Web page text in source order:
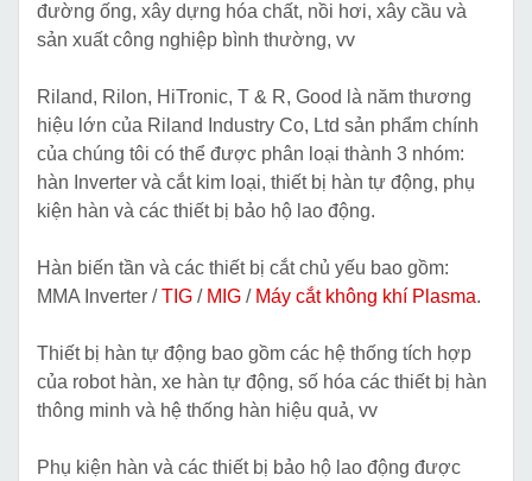
đường ống, xây dựng hóa chất, nồi hơi, xây cầu và
sản xuất công nghiệp bình thường, vv
Riland, Rilon, HiTronic, T & R, Good là năm thương
hiệu lớn của Riland Industry Co, Ltd sản phẩm chính
của chúng tôi có thể được phân loại thành 3 nhóm:
hàn Inverter và cắt kim loại, thiết bị hàn tự động, phụ
kiện hàn và các thiết bị bảo hộ lao động.
Hàn biến tần và các thiết bị cắt chủ yếu bao gồm:
MMA Inverter /TIG / MIG / Máy cắt không khí Plasma.
Thiết bị hàn tự động bao gồm các hệ thống tích hợp
của robot hàn, xe hàn tự động, số hóa các thiết bị hàn
thông minh và hệ thống hàn hiệu quả, vv
Phụ kiện hàn và các thiết bị bảo hộ lao động được